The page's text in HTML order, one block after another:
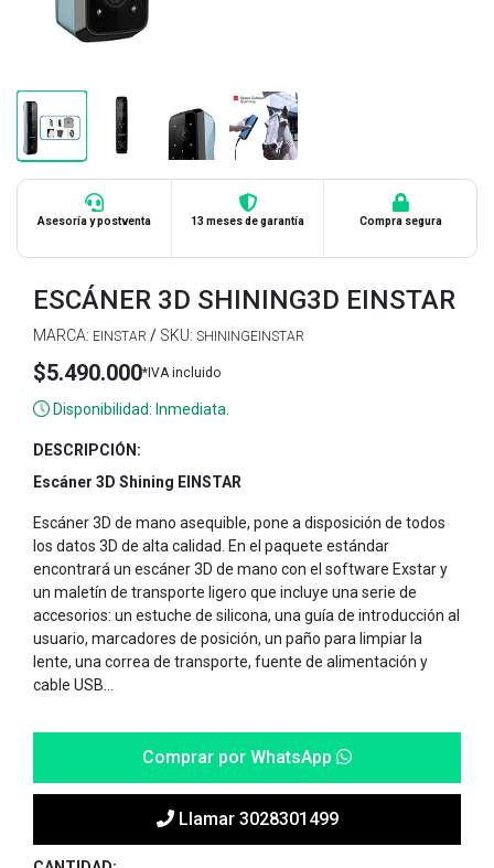
Asesoría y postventa 13 meses de garantía Compra segura
ESCÁNER 3D SHINING3D EINSTAR
MARCA: EINSTAR / SKU: SHININGEINSTAR
$5.490.000*IVA incluido
Disponibilidad: Inmediata.
DESCRIPCIÓN:
Escáner 3D Shining EINSTAR
Escáner 3D de mano asequible, pone a disposición de todos
los datos 3D de alta calidad. En el paquete estándar
encontrará un escáner 3D de mano con el software Exstar y
un maletín de transporte ligero que incluye una serie de
accesorios: un estuche de silicona, una guía de introducción al
usuario, marcadores de posición, un paño para limpiar la
lente, una correa de transporte, fuente de alimentación y
cable USB...
Comprar por WhatsApp
Llamar 3028301499